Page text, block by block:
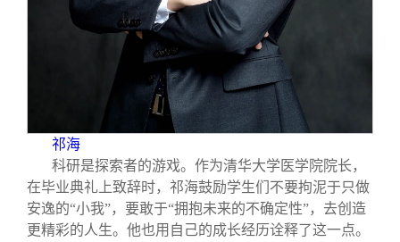
祁海
科研是探索者的游戏。作为清华大学医学院院长，
在毕业典礼上致辞时，祁海鼓励学生们不要拘泥于只做
安逸的“小我”，要敢于“拥抱未来的不确定性”，去创造
更精彩的人生。他也用自己的成长经历诠释了这一点。